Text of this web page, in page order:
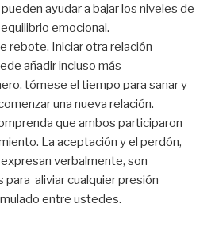
ayudar a bajar los niveles de
emocional.
rebote. Iniciar otra relación
añadir incluso más
tómese el tiempo para sanar y
una nueva relación.
que ambos participaron
La aceptación y el perdón,
verbalmente, son
aliviar cualquier presión
entre ustedes.